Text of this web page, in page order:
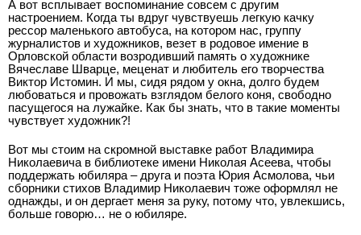
А вот всплывает воспоминание совсем с другим
настроением. Когда ты вдруг чувствуешь легкую качку
рессор маленького автобуса, на котором нас, группу
журналистов и художников, везет в родовое имение в
Орловской области возродивший память о художнике
Вячеславе Шварце, меценат и любитель его творчества
Виктор Истомин. И мы, сидя рядом у окна, долго будем
любоваться и провожать взглядом белого коня, свободно
пасущегося на лужайке. Как бы знать, что в такие моменты
чувствует художник?!
Вот мы стоим на скромной выставке работ Владимира
Николаевича в библиотеке имени Николая Асеева, чтобы
поддержать юбиляра – друга и поэта Юрия Асмолова, чьи
сборники стихов Владимир Николаевич тоже оформлял не
однажды, и он дергает меня за руку, потому что, увлекшись,
больше говорю… не о юбиляре.